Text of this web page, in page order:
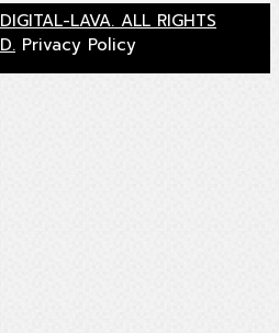
LAVA. ALL RIGHTS
Privacy Policy